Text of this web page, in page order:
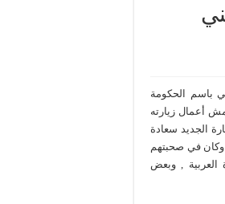
باسم الحكومة
أعمال زيارته
الجديد سعادة
وكان في صحبتهم
العربية , وبعض